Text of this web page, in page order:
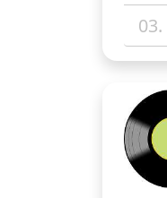
03.